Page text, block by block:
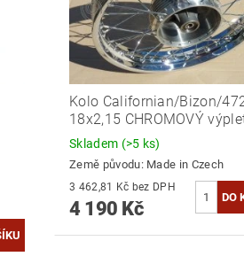
Kolo Californian/Bizon/
18x2,15 CHROMOVÝ
Skladem (>5 ks)
Země původu: Made in Czech
3 462,81 Kč bez DPH
4 190 Kč